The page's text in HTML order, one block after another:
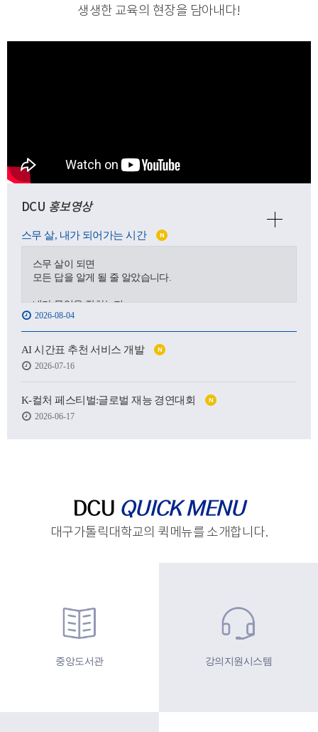
생생한 교육의 현장을 담아내다!
DCU 홍보영상
스무 살, 내가 되어가는 시간 N
스무 살이 되면
모든 답을 알게 될 줄 알았습니다.
내가 무엇을 잘하는지,
어디로 가야 하는지,
어떤 사람이 될 수 있을지.
하지만 처음 마주한 강의실도,
처음 건넨 인사도,
생각보다 낯설고 서툴렀습니다.
2026-08-04
AI 시간표 추천 서비스 개발 N
2026-07-16
K-컬처 페스티벌:글로벌 재능 경연대회 N
2026-06-17
DCU QUICK MENU
대구가톨릭대학교의 퀵메뉴를 소개합니다.
중앙도서관 강의지원시스템